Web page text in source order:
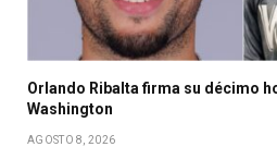
Orlando Ribalta firma su décimo
Washington
AGOSTO 8, 2026